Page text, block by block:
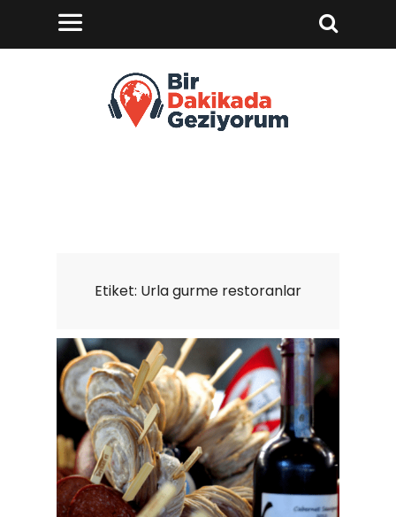
Etiket: Urla gurme restoranlar